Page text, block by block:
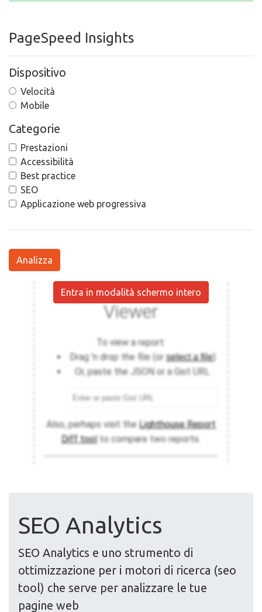
PageSpeed Insights
Dispositivo
Velocità
Mobile
Categorie
Prestazioni
Accessibilità
Best practice
SEO
Applicazione web progressiva
Analizza
Entra in modalità schermo intero
SEO Analytics
SEO Analytics e uno strumento di
ottimizzazione per i motori di ricerca (seo
tool) che serve per analizzare le tue
pagine web